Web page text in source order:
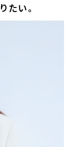
たい。